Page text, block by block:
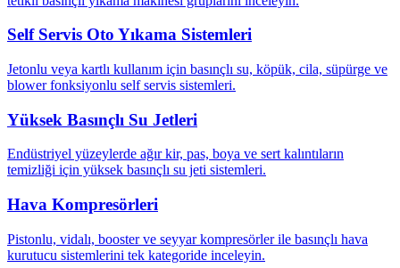
Self Servis Oto Yıkama Sistemleri
Jetonlu veya kartlı kullanım için basınçlı su, köpük, cila, süpürge ve
blower fonksiyonlu self servis sistemleri.
Yüksek Basınçlı Su Jetleri
Endüstriyel yüzeylerde ağır kir, pas, boya ve sert kalıntıların
temizliği için yüksek basınçlı su jeti sistemleri.
Hava Kompresörleri
Pistonlu, vidalı, booster ve seyyar kompresörler ile basınçlı hava
kurutucu sistemlerini tek kategoride inceleyin.